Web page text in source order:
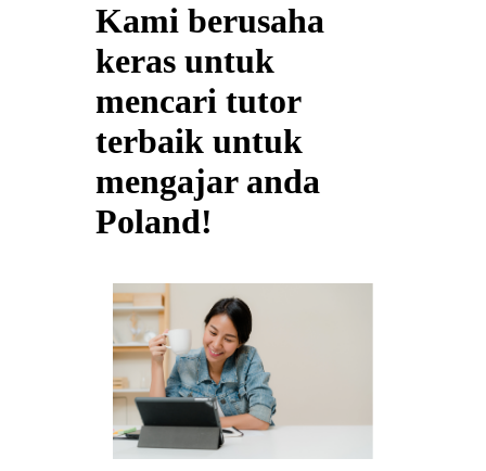
Kami berusaha
keras untuk
mencari tutor
terbaik untuk
mengajar anda
Poland!